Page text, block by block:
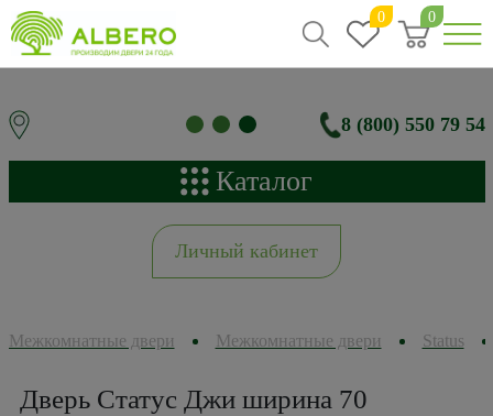
0 0
8 (800) 550 79 54
Каталог
Личный кабинет
Межкомнатные двери Межкомнатные двери Status
Дверь Статус Джи ширина 70